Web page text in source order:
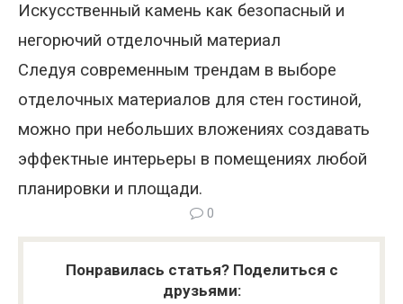
Искусственный камень как безопасный и
негорючий отделочный материал
Следуя современным трендам в выборе
отделочных материалов для стен гостиной,
можно при небольших вложениях создавать
эффектные интерьеры в помещениях любой
планировки и площади.
0
Понравилась статья? Поделиться с
друзьями: